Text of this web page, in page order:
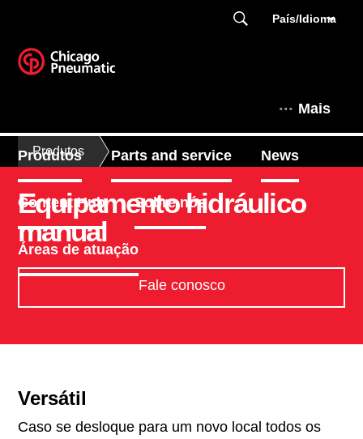
País/Idioma
Mais
Produtos Parts and service News
Content Hub Sobre nós
Áreas de atuação
Produtos
Equipamento hidráulico
manual
Fale conosco
Versátil
Caso se desloque para um novo local todos os